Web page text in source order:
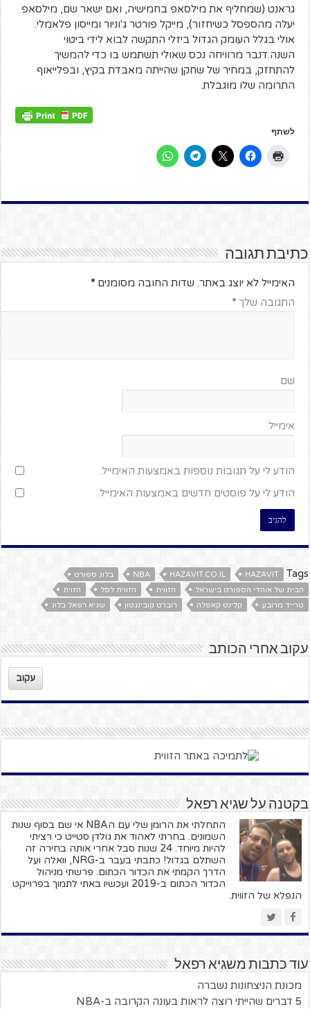
גראנט (שמחליף את מילסאפ בחמישיה, ואם ישאר שם, מילסאפ
יעלה מהספסל כשיחזור), מייקל פורטר ג'וניור ומייסון פלאמלי.
אולי בגלל העומק הגדול ביזלי התקשה לבוא לידי ביטוי
השנה.דנבר מרוויחה נכס שאולי תשתמש בו כדי להמשיך
להתחזק, במחיר של שחקן שהייתה מאבדת בקיץ, ובפלייאוף
התרומה שלו מוגבלת.
לשתף
כתיבת תגובה
האימייל לא יוצג באתר. שדות החובה מסומנים*
התגובה שלך*
שם
אימייל
הודע לי על תגובות נוספות באמצעות האימייל.
הודע לי על פוסטים חדשים באמצעות האימייל.
Tags
HAZAVIT
HAZAVIT.CO.IL
NBA
בלוג ספורט
הבית של אוהדי הספורט בישראל
הזווית הזווית לסל
הזוית
טרייד מרובע
קלינט קאפלה רוברט קובינגטון שגיא רפאל בלוג
עקוב אחרי הכותב
עקוב
בקטנה על שגיא רפאל
התחלתי את הרומן שלי עם הNBA אי שם בסוף שנות
השמונים. בחרתי לאהוד את גולדן סטייט כי רציתי
להיות מיוחד. 24 שנות סבל אחרי אותה בחירה זה
השתלם בגדול! כתבתי בעבר ב-NRG, וואלה ועל
הדרך הקמתי את הכדור הכתום. פרשתי מניהול
הכדור הכתום ב-2019 ועכשיו באתי לתמוך בפרוייקט
הנפלא של הזווית.
עוד כתבות משגיא רפאל
מכונת הניצחונות נשברה
5 דברים שהייתי רוצה לראות בעונה הקרובה ב-NBA